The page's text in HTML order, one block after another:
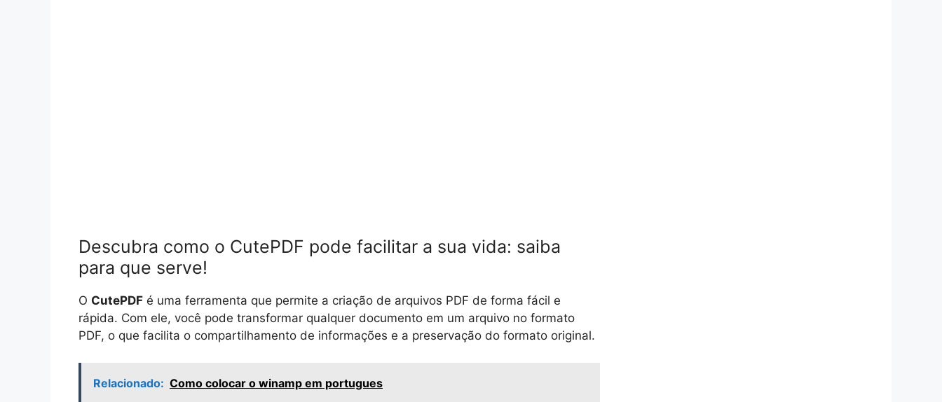
Descubra como o CutePDF pode facilitar a sua vida: saiba
para que serve!
O CutePDF é uma ferramenta que permite a criação de arquivos PDF de forma fácil e
rápida. Com ele, você pode transformar qualquer documento em um arquivo no formato
PDF, o que facilita o compartilhamento de informações e a preservação do formato original.
Relacionado: Como colocar o winamp em portugues